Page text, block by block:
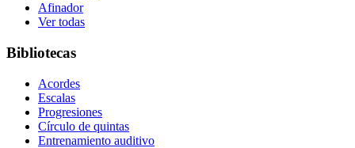
Afinador
Ver todas
Bibliotecas
Acordes
Escalas
Progresiones
Círculo de quintas
Entrenamiento auditivo